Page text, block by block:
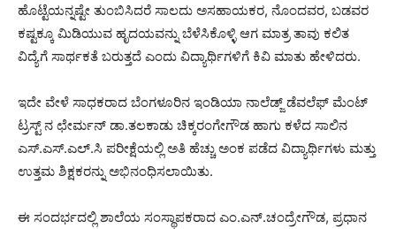
ಹೊಟ್ಟೆಯನ್ನಷ್ಟೇ ತುಂಬಿಸಿದರೆ ಸಾಲದು ಅಸಹಾಯಕರ, ನೊಂದವರ, ಬಡವರ
ಕಷ್ಟಕ್ಕೂ ಮಿಡಿಯುವ ಹೃದಯವನ್ನು ಬೆಳೆಸಿಕೊಳ್ಳಿ ಆಗ ಮಾತ್ರ ತಾವು ಕಲಿತ
ವಿದ್ಯೆಗೆ ಸಾರ್ಥಕತೆ ಬರುತ್ತದೆ ಎಂದು ವಿದ್ಯಾರ್ಥಿಗಳಿಗೆ ಕಿವಿ ಮಾತು ಹೇಳಿದರು.
ಇದೇ ವೇಳೆ ಸಾಧಕರಾದ ಬೆಂಗಳೂರಿನ ಇಂಡಿಯಾ ನಾಲೆಡ್ಜ್ ಡೆವಲೆಫ್ ಮೆಂಟ್
ಟ್ರಸ್ಟ್ ನ ಛೇರ್ಮನ್ ಡಾ.ತಲಕಾಡು ಚಿಕ್ಕರಂಗೇಗೌಡ ಹಾಗು ಕಳೆದ ಸಾಲಿನ
ಎಸ್.ಎಸ್.ಎಲ್.ಸಿ ಪರೀಕ್ಷೆಯಲ್ಲಿ ಅತಿ ಹೆಚ್ಚು ಅಂಕ ಪಡೆದ ವಿದ್ಯಾರ್ಥಿಗಳು ಮತ್ತು
ಉತ್ತಮ ಶಿಕ್ಷಕರನ್ನು ಅಭಿನಂಧಿಸಲಾಯಿತು.
ಈ ಸಂದರ್ಭದಲ್ಲಿ ಶಾಲೆಯ ಸಂಸ್ಥಾಪಕರಾದ ಎಂ.ಎನ್.ಚಂದ್ರೇಗೌಡ, ಪ್ರಧಾನ